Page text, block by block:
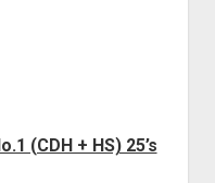
(CDH + HS) 25’s